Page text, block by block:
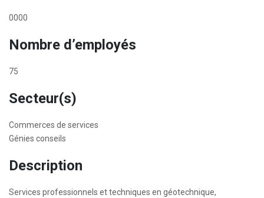
0000
Nombre d’employés
75
Secteur(s)
Commerces de services
Génies conseils
Description
Services professionnels et techniques en géotechnique,